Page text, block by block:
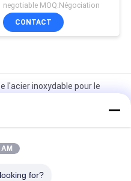
negotiable MOQ:Négociation
CONTACT
l'acier inoxydable pour le
cloue les clous lisses
Protection de 20MM x
for?